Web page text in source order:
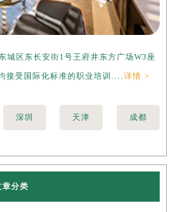
城区东长安街1号王府井东方广场W3座
接受国际化标准的职业培训....详情 >
深圳 天津 成都
章分类